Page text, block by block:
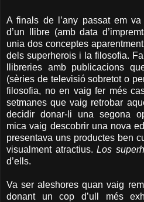
A finals de l’any passat em
d’un llibre (amb data
unia dos conceptes
dels superherois i la filosofia.
llibreries amb publicacions
(sèries de televisió sobretot o
filosofia, no en vaig fer més
setmanes que vaig retrobar
decidir donar-li una segona
mica vaig descobrir una nova
presentava uns productes ben
visualment atractius.Los
d’ells.
Va ser aleshores quan vaig
donant un cop d’ull més